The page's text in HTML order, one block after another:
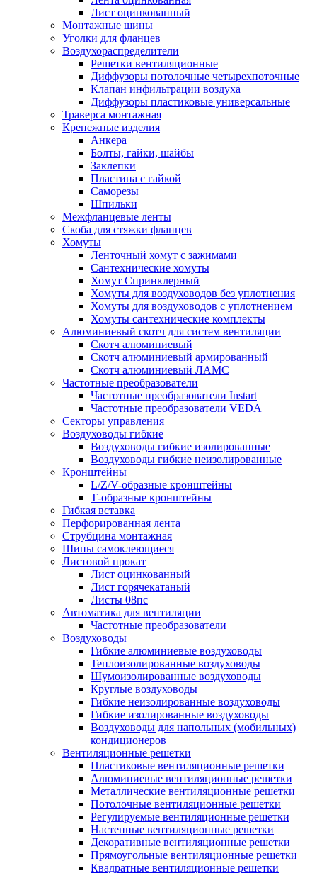
Лист оцинкованный
Монтажные шины
Уголки для фланцев
Воздухораспределители
Решетки вентиляционные
Диффузоры потолочные четырехпоточные
Клапан инфильтрации воздуха
Диффузоры пластиковые универсальные
Траверса монтажная
Крепежные изделия
Анкера
Болты, гайки, шайбы
Заклепки
Пластина с гайкой
Саморезы
Шпильки
Межфланцевые ленты
Скоба для стяжки фланцев
Хомуты
Ленточный хомут с зажимами
Сантехнические хомуты
Хомут Спринклерный
Хомуты для воздуховодов без уплотнения
Хомуты для воздуховодов с уплотнением
Хомуты сантехнические комплекты
Алюминиевый скотч для систем вентиляции
Скотч алюминиевый
Скотч алюминиевый армированный
Скотч алюминиевый ЛАМС
Частотные преобразователи
Частотные преобразователи Instart
Частотные преобразователи VEDA
Секторы управления
Воздуховоды гибкие
Воздуховоды гибкие изолированные
Воздуховоды гибкие неизолированные
Кронштейны
L/Z/V-образные кронштейны
Т-образные кронштейны
Гибкая вставка
Перфорированная лента
Струбцина монтажная
Шипы самоклеющиеся
Листовой прокат
Лист оцинкованный
Лист горячекатаный
Листы 08пс
Автоматика для вентиляции
Частотные преобразователи
Воздуховоды
Гибкие алюминиевые воздуховоды
Теплоизолированные воздуховоды
Шумоизолированные воздуховоды
Круглые воздуховоды
Гибкие неизолированные воздуховоды
Гибкие изолированные воздуховоды
Воздуховоды для напольных (мобильных)
кондиционеров
Вентиляционные решетки
Пластиковые вентиляционные решетки
Алюминиевые вентиляционные решетки
Металлические вентиляционные решетки
Потолочные вентиляционные решетки
Регулируемые вентиляционные решетки
Настенные вентиляционные решетки
Декоративные вентиляционные решетки
Прямоугольные вентиляционные решетки
Квадратные вентиляционные решетки